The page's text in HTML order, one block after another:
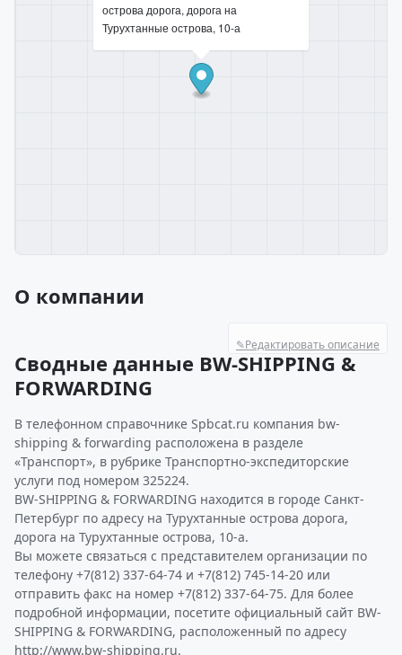
острова дорога, дорога на
Турухтанные острова, 10-а
О компании
✎Редактировать описание
Сводные данные BW-SHIPPING &
FORWARDING
В телефонном справочнике Spbcat.ru компания bw-
shipping & forwarding расположена в разделе
«Транспорт», в рубрике Транспортно-экспедиторские
услуги под номером 325224.
BW-SHIPPING & FORWARDING находится в городе Санкт-
Петербург по адресу на Турухтанные острова дорога,
дорога на Турухтанные острова, 10-а.
Вы можете связаться с представителем организации по
телефону +7(812) 337-64-74 и +7(812) 745-14-20 или
отправить факс на номер +7(812) 337-64-75. Для более
подробной информации, посетите официальный сайт BW-
SHIPPING & FORWARDING, расположенный по адресу
http://www.bw-shipping.ru.